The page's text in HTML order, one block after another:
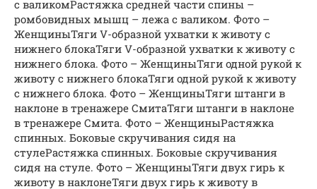
с валикомРастяжка средней части спины –
ромбовидных мышц – лежа с валиком. Фото –
ЖенщиныТяги V-образной ухватки к животу с
нижнего блокаТяги V-образной ухватки к животу с
нижнего блока. Фото – ЖенщиныТяги одной рукой к
животу с нижнего блокаТяги одной рукой к животу
с нижнего блока. Фото – ЖенщиныТяги штанги в
наклоне в тренажере СмитаТяги штанги в наклоне
в тренажере Смита. Фото – ЖенщиныРастяжка
спинных. Боковые скручивания сидя на
стулеРастяжка спинных. Боковые скручивания
сидя на стуле. Фото – ЖенщиныТяги двух гирь к
животу в наклонеТяги двух гирь к животу в